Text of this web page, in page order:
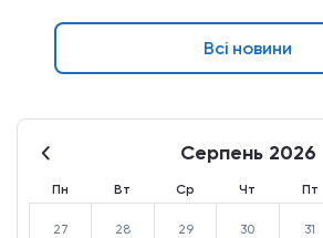
Всі новини
Серпень 2026
Пн Вт Ср Чт Пт
27 28 29 30 31